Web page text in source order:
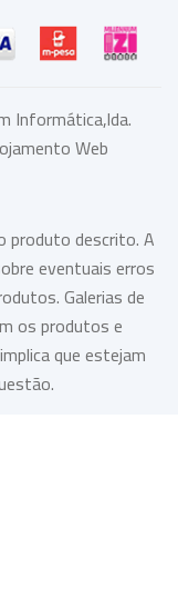
Informática,lda.
Web
produto descrito. A
eventuais erros
Galerias de
os produtos e
que estejam